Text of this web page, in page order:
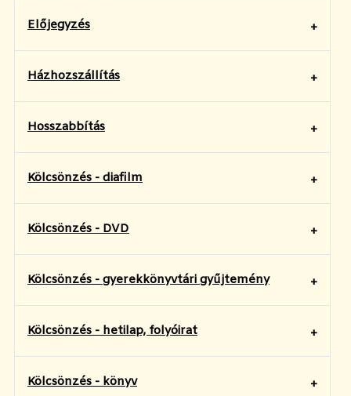
Előjegyzés
Házhozszállítás
Hosszabbítás
Kölcsönzés - diafilm
Kölcsönzés - DVD
Kölcsönzés - gyerekkönyvtári gyűjtemény
Kölcsönzés - hetilap, folyóirat
Kölcsönzés - könyv